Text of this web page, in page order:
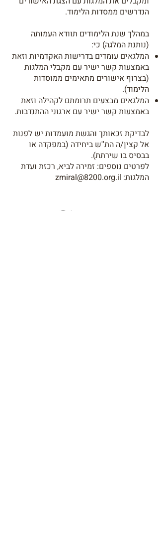
הנדרשים ממסדות הלימוד.
במהלך שנת הלימודים תוודא העמותה
(נותנת המלגה) כי:
המלגאים עומדים בדרישות האקדמיות וזאת
באמצעות קשר ישיר עם מקבלי המלגות
(בצרוף אישורים מתאימים ממוסדות
הלימוד).
המלגאים מבצעים תרומתם לקהילה וזאת
באמצעות קשר ישיר עם ארגוני ההתנדבות.
לבדיקת זכאותך והגשת מועמדות יש לפנות
אל קצין/ה הת''ש ביחידה (במפקדה או
בבסיס בו שירתת).
לפרטים נוספים: זמירה לביא, רכזת ועדת
המלגות: zmiral@8200.org.il